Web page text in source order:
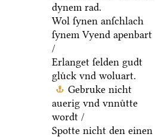
dynem rad.
Wol ſynen anſchlach
ſynem Vyend apenbart
/
Erlanget ſelden gudt
gluͤck vnd woluart.
Gebruke nicht
auerig vnd vnnuͤtte
wordt /
Spotte nicht den einen